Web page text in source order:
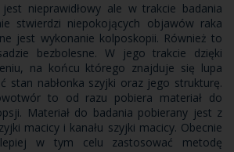
nieprawidłowy ale w trakcie badania
stwierdzi niepokojących objawów raka
jest wykonanie kolposkopii. Również to
bezbolesne. W jego trakcie dzięki
na końcu którego znajduje się lupa
stan nabłonka szyjki oraz jego strukturę.
to od razu pobiera materiał do
Materiał do badania pobierany jest z
macicy i kanału szyjki macicy. Obecnie
w tym celu zastosować metodę